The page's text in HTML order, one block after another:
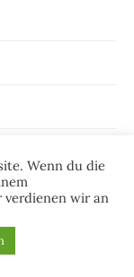
Wenn du die
verdienen wir an